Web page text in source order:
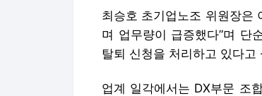
최승호 초기업노조 위원장은
며 업무량이 급증했다”며 단
탈퇴 신청을 처리하고 있다고
업계 일각에서는 DX부문 조